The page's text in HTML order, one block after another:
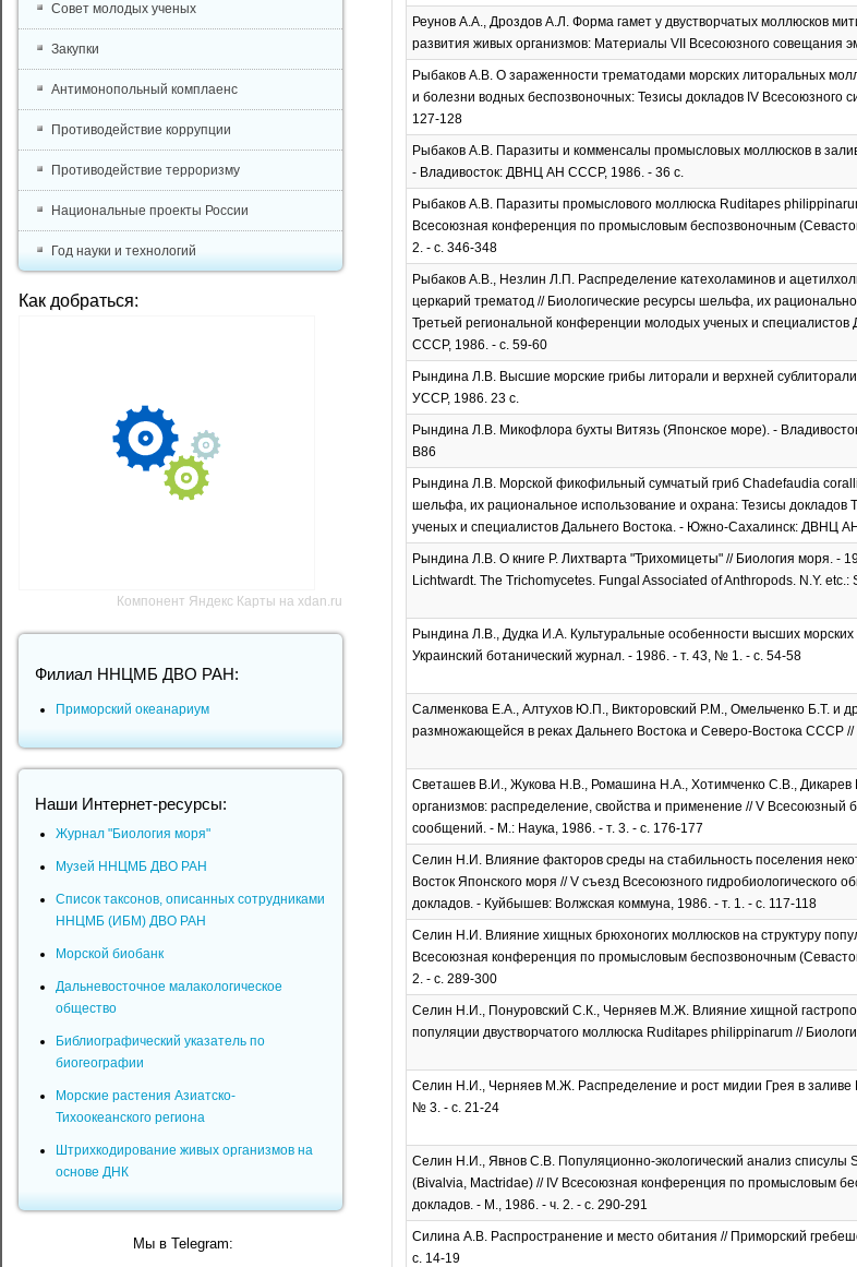
Реунов А.А., Дроздов А.Л. Форма гамет у двустворчатых моллюсков
развития живых организмов: Материалы VII Всесоюзного совещания
Рыбаков А.В. О зараженности трематодами морских литоральных
и болезни водных беспозвоночных: Тезисы докладов IV Всесоюзного
127-128
Рыбаков А.В. Паразиты и комменсалы промысловых моллюсков в
- Владивосток: ДВНЦ АН СССР, 1986. - 36 с.
Рыбаков А.В. Паразиты промыслового моллюска Ruditapes
Всесоюзная конференция по промысловым беспозвоночным
2. - с. 346-348
Рыбаков А.В., Незлин Л.П. Распределение катехоламинов и
церкарий трематод // Биологические ресурсы шельфа, их
Третьей региональной конференции молодых ученых и
СССР, 1986. - с. 59-60
Рындина Л.В. Высшие морские грибы литорали и верхней
УССР, 1986. 23 с.
Рындина Л.В. Микофлора бухты Витязь (Японское море). -
В86
Рындина Л.В. Морской фикофильный сумчатый гриб Chadefaudia
шельфа, их рациональное использование и охрана: Тезисы докладов
ученых и специалистов Дальнего Востока. - Южно-Сахалинск: ДВНЦ
Рындина Л.В. О книге Р. Лихтварта "Трихомицеты" // Биология моря. -
Lichtwardt. The Trichomycetes. Fungal Associated of Anthropods. N.Y.
Рындина Л.В., Дудка И.А. Культуральные особенности высших морских
Украинский ботанический журнал. - 1986. - т. 43, № 1. - с. 54-58
Салменкова Е.А., Алтухов Ю.П., Викторовский Р.М., Омельченко Б.Т. и
размножающейся в реках Дальнего Востока и Северо-Востока СССР
Светашев В.И., Жукова Н.В., Ромашина Н.А., Хотимченко С.В.,
организмов: распределение, свойства и применение // V Всесоюзный
сообщений. - М.: Наука, 1986. - т. 3. - с. 176-177
Селин Н.И. Влияние факторов среды на стабильность поселения
Восток Японского моря // V съезд Всесоюзного гидробиологического
докладов. - Куйбышев: Волжская коммуна, 1986. - т. 1. - с. 117-118
Селин Н.И. Влияние хищных брюхоногих моллюсков на структуру
Всесоюзная конференция по промысловым беспозвоночным
2. - с. 289-300
Селин Н.И., Понуровский С.К., Черняев М.Ж. Влияние хищной
популяции двустворчатого моллюска Ruditapes philippinarum //
Селин Н.И., Черняев М.Ж. Распределение и рост мидии Грея в заливе
№ 3. - с. 21-24
Селин Н.И., Явнов С.В. Популяционно-экологический анализ списулы
(Bivalvia, Mactridae) // IV Всесоюзная конференция по промысловым
докладов. - М., 1986. - ч. 2. - с. 290-291
Силина А.В. Распространение и место обитания // Приморский
с. 14-19
Совет молодых ученых
Закупки
Антимонопольный комплаенс
Противодействие коррупции
Противодействие терроризму
Национальные проекты России
Год науки и технологий
Как добраться:
Компонент Яндекс Карты на xdan.ru
Филиал ННЦМБ ДВО РАН:
Приморский океанариум
Наши Интернет-ресурсы:
Журнал "Биология моря"
Музей ННЦМБ ДВО РАН
Список таксонов, описанных сотрудниками
ННЦМБ (ИБМ) ДВО РАН
Морской биобанк
Дальневосточное малакологическое
общество
Библиографический указатель по
биогеографии
Морские растения Азиатско-
Тихоокеанского региона
Штрихкодирование живых организмов на
основе ДНК
Мы в Telegram: